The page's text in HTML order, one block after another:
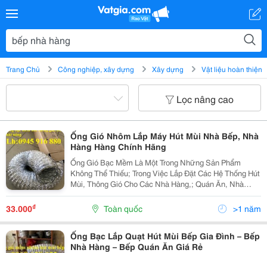
Trang Chủ Công nghiệp, xây dựng Xây dựng Vật liệu hoàn thiện
Lọc nâng cao
Ống Gió Nhôm Lắp Máy Hút Mùi Nhà Bếp, Nhà
Hàng Hàng Chính Hãng
Ống Gió Bạc Mềm Là Một Trong Những Sản Phẩm
Không Thể Thiếu; Trong Việc Lắp Đặt Các Hệ Thống Hút
Mùi, Thông Gió Cho Các Nhà Hàng,; Quán Ăn, Nhà
Máy, Nhà Xưởng&Hellip;; Sản Phẩm Với Nhiều Kích Cỡ
Khác Nhau Từ D100, D125, D150,; D200, D250, D300,
D350,...
33.000₫ Toàn quốc >1 năm
Ống Bạc Lắp Quạt Hút Mùi Bếp Gia Đình – Bếp
Nhà Hàng – Bếp Quán Ăn Giá Rẻ